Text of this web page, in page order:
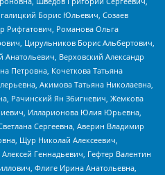
Борис Юльевич, Созаев
Рифгатович, Романова Ольга
Цирульников Борис Альбертович,
Верховский Александр
Петровна, Кочеткова Татьяна
Акимова Татьяна Николаевна,
Рачинский Ян Збигневич, Жемкова
Илларионова Юлия Юрьевна,
Сергеевна, Аверин Владимир
Щур Николай Алексеевич,
Геннадьевич, Гефтер Валентин
Флиге Ирина Анатольевна,